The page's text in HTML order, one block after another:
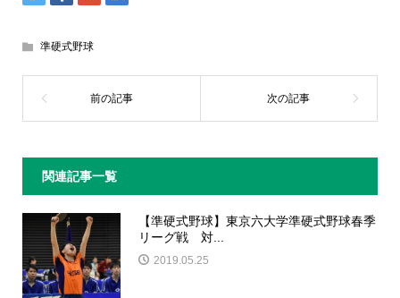
準硬式野球
関連記事一覧
【準硬式野球】東京六大学準硬式野球春季
リーグ戦 対...
2019.05.25